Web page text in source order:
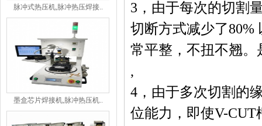
脉冲式热压机,脉冲热压焊接..
墨盒芯片焊接机,脉冲热压机..
3， 由于每次的切割
切断方式减少了80%
常平整，不扭不翘
,
4， 由于多次切割的
位能力，即使V-CUT